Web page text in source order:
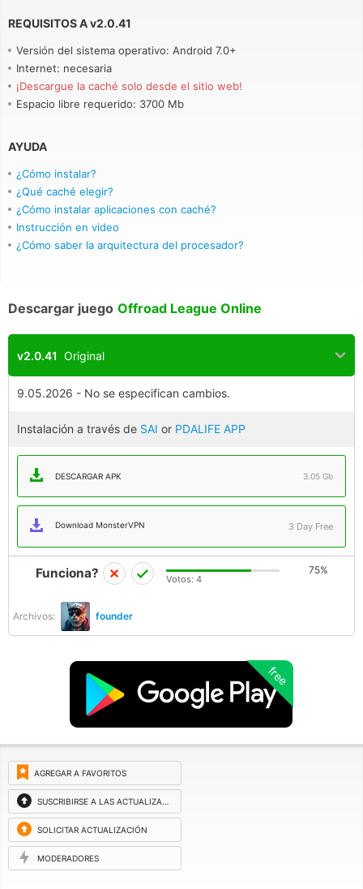
REQUISITOS Av2.0.41
Versión del sistema operativo: Android 7.0+
Internet: necesaria
¡Descargue la caché solo desde el sitio web!
Espacio libre requerido: 3700 Mb
AYUDA
¿Cómo instalar?
¿Qué caché elegir?
¿Cómo instalar aplicaciones con caché?
Instrucción en video
¿Cómo saber la arquitectura del procesador?
Descargar juego Offroad League Online
v2.0.41 Original
9.05.2026 - No se especifican cambios.
Instalación a través de SAI or PDALIFE APP
DESCARGAR APK 3.05 Gb
Download MonsterVPN 3 Day Free
Archivos: founder
Funciona? 75%
Votos: 4
free
AGREGAR A FAVORITOS
SUSCRIBIRSE A LAS ACTUALIZACIONES
SOLICITAR ACTUALIZACIÓN
MODERADORES